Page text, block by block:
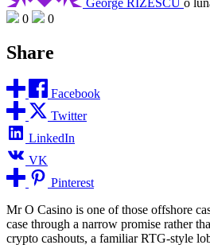
0
0
Share
Facebook
Twitter
LinkedIn
VK
Pinterest
Mr O Casino is one of those offshore
case through a narrow promise rather
crypto cashouts, a familiar RTG-style